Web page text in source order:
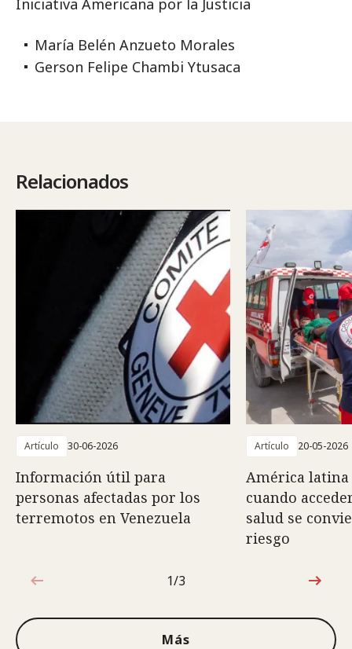
Iniciativa Americana por la Justicia
María Belén Anzueto Morales
Gerson Felipe Chambi Ytusaca
Relacionados
Artículo 30-06-2026
Información útil para
personas afectadas por los
terremotos en Venezuela
Artículo 20-05-2026
América latina
cuando
salud se
riesgo
1de3
1/3
Más